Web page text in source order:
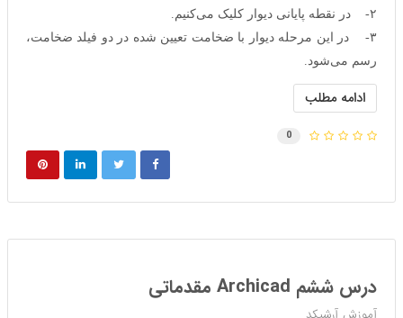
۲- در نقطه پایانی دیوار کلیک می‌کنیم.
۳- در این مرحله دیوار با ضخامت تعیین شده در دو فیلد ضخامت،
رسم می‌شود.
ادامه مطلب
0
درس ششم Archicad مقدماتی